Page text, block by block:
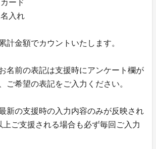
ード
入れ
計金額でカウントいたします。
名前の表記は支援時にアンケート欄が
ご希望の表記をご入力ください。
新の支援時の入力内容のみが反映され
上ご支援される場合も必ず毎回ご入力